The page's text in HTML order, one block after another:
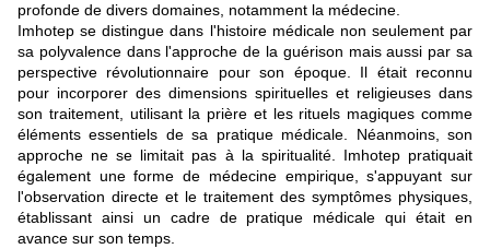
profonde de divers domaines, notamment la médecine.
Imhotep se distingue dans l'histoire médicale non seulement par
sa polyvalence dans l'approche de la guérison mais aussi par sa
perspective révolutionnaire pour son époque. Il était reconnu
pour incorporer des dimensions spirituelles et religieuses dans
son traitement, utilisant la prière et les rituels magiques comme
éléments essentiels de sa pratique médicale. Néanmoins, son
approche ne se limitait pas à la spiritualité. Imhotep pratiquait
également une forme de médecine empirique, s'appuyant sur
l'observation directe et le traitement des symptômes physiques,
établissant ainsi un cadre de pratique médicale qui était en
avance sur son temps.